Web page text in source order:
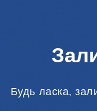
Будь ласка,